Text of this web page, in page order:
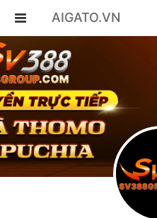
AIGATO.VN